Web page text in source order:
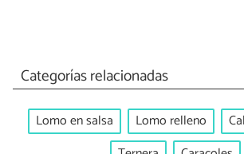
Categorías relacionadas
Lomo en salsa Lomo relleno